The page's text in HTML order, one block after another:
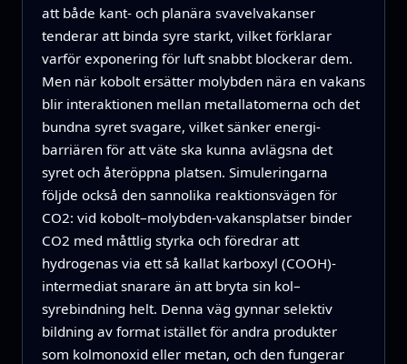
att både kant- och planära svavelvakanser
tenderar att binda syre starkt, vilket förklarar
varför exponering för luft snabbt blockerar dem.
Men när kobolt ersätter molybden nära en vakans
blir interaktionen mellan metallatomerna och det
bundna syret svagare, vilket sänker energi-
barriären för att väte ska kunna avlägsna det
syret och återöppna platsen. Simuleringarna
följde också den sannolika reaktionsvägen för
CO2: vid kobolt–molybden-vakansplatser binder
CO2 med måttlig styrka och föredrar att
hydrogenas via ett så kallat karboxyl (COOH)-
intermediat snarare än att bryta sin kol–
syrebindning helt. Denna väg gynnar selektiv
bildning av format istället för andra produkter
som kolmonoxid eller metan, och den fungerar